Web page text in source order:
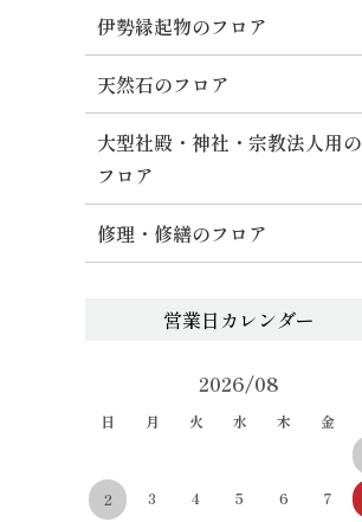
伊勢縁起物のフロア
天然石のフロア
大型社殿・神社・宗教法人用の
フロア
修理・修繕のフロア
2026/08
日 月 火 水 木 金
2 3 4 5 6 7